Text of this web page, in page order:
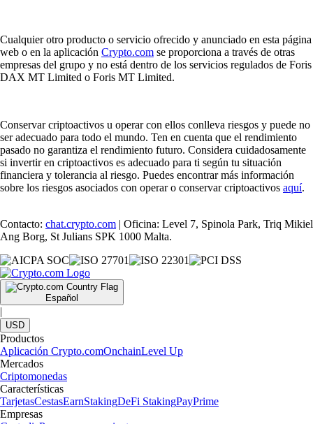
Cualquier otro producto o servicio ofrecido y anunciado en esta página
web o en la aplicación Crypto.com se proporciona a través de otras
empresas del grupo y no está dentro de los servicios regulados de Foris
DAX MT Limited o Foris MT Limited.
Conservar criptoactivos u operar con ellos conlleva riesgos y puede no
ser adecuado para todo el mundo. Ten en cuenta que el rendimiento
pasado no garantiza el rendimiento futuro. Considera cuidadosamente
si invertir en criptoactivos es adecuado para ti según tu situación
financiera y tolerancia al riesgo. Puedes encontrar más información
sobre los riesgos asociados con operar o conservar criptoactivos aquí.
Contacto: chat.crypto.com | Oficina: Level 7, Spinola Park, Triq Mikiel
Ang Borg, St Julians SPK 1000 Malta.
Español
|
USD
Productos
Aplicación Crypto.comOnchainLevel Up
Mercados
Criptomonedas
Características
TarjetasCestasEarnStakingDeFi StakingPayPrime
Empresas